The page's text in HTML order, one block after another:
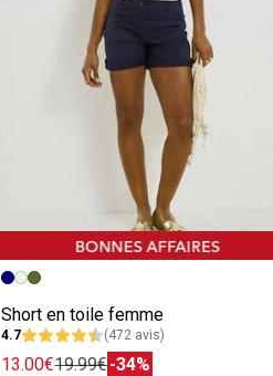
Short en toile femme
4.7 (472 avis)
13.00€19.99€-34%